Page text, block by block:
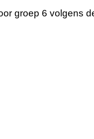
groep 6 volgens